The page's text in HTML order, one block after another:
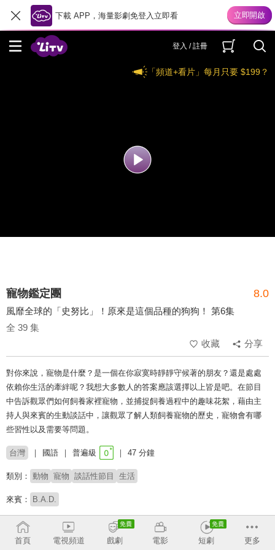
下載 APP，海量影劇免登入立即看
登入 / 註冊
「頻道+看片」每月只要 $199？
寵物鑑定團 8.0
風靡全球的「史努比」！原來是這個品種的狗狗！ 第6集
全 39 集
收藏
分享
對你來說，寵物是什麼？是一個在你寂寞時靜靜守候著的朋友？還是處處
依賴你生活的牽絆呢？我想大多數人的答案應該選擇以上皆是吧。在節目
中告訴觀眾們如何飼養家裡寵物，並捕捉飼養過程中的趣味花絮，藉由主
持人與來賓的生動談話中，讓觀眾了解人類飼養寵物的歷史，寵物會有哪
些習性以及需要等問題。
台灣 國語 普遍級 47 分鐘
類別： 動物 寵物 談話性節目 生活
來賓： B.A.D.
主持：
首頁 電視頻道 戲劇 電影 短劇 更多